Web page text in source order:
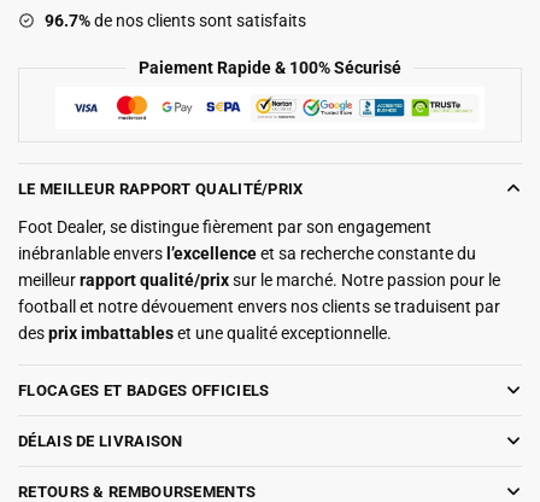
96.7%de nos clients sont satisfaits
Paiement Rapide & 100% Sécurisé
LE MEILLEUR RAPPORT QUALITÉ/PRIX
Foot Dealer, se distingue fièrement par son engagement
inébranlable envers l’excellenceet sa recherche constante du
meilleurrapport qualité/prixsur le marché. Notre passion pour le
football et notre dévouement envers nos clients se traduisent par
desprix imbattableset une qualité exceptionnelle.
FLOCAGES ET BADGES OFFICIELS
DÉLAIS DE LIVRAISON
RETOURS & REMBOURSEMENTS